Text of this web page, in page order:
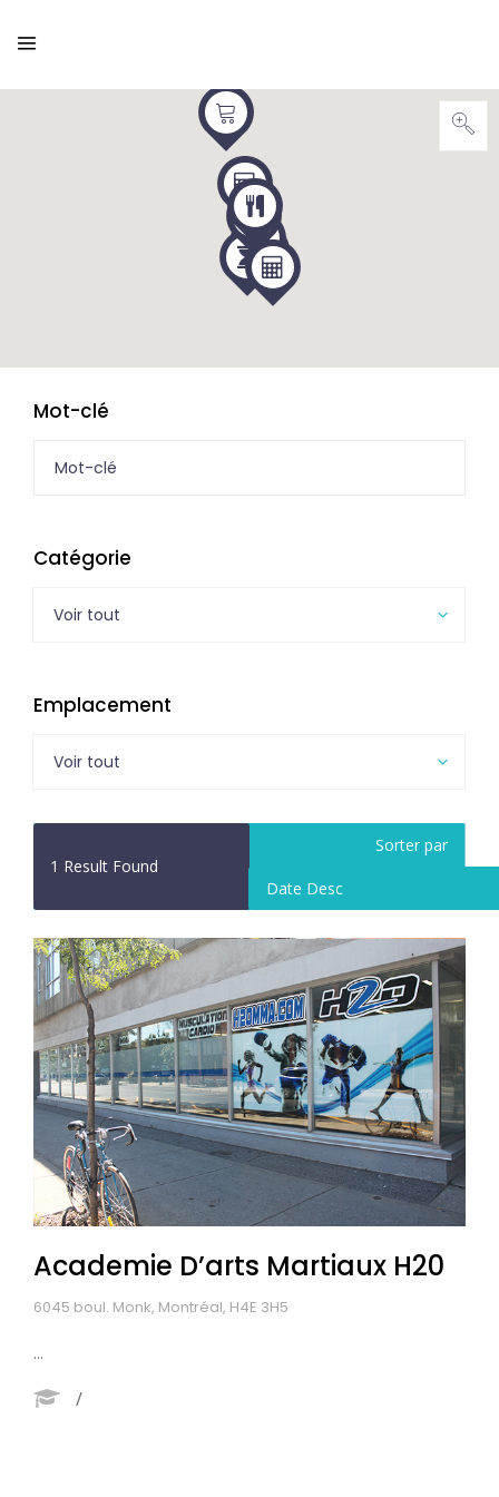
Mot-clé
Catégorie
Voir tout
Emplacement
Voir tout
1 Result Found
Sorter par
Date Desc
Academie D’arts Martiaux H20
6045 boul. Monk, Montréal, H4E 3H5
...